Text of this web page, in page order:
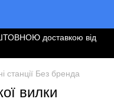
доставкою від
станції Без бренда
вилки